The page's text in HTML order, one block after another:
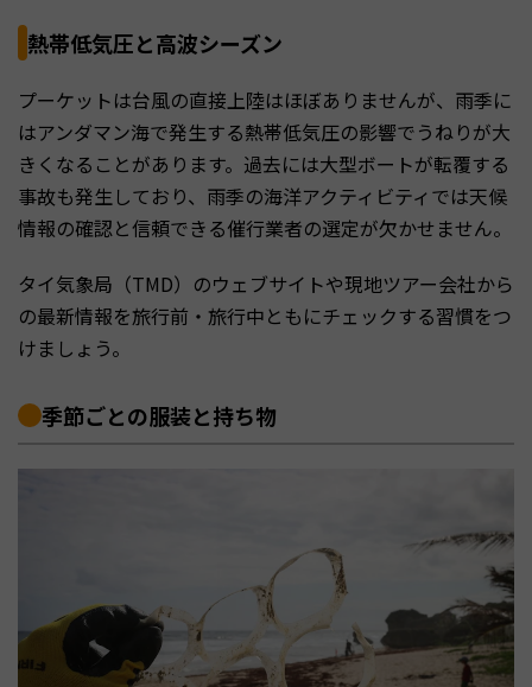
熱帯低気圧と高波シーズン
プーケットは台風の直接上陸はほぼありませんが、雨季に
はアンダマン海で発生する熱帯低気圧の影響でうねりが大
きくなることがあります。過去には大型ボートが転覆する
事故も発生しており、雨季の海洋アクティビティでは天候
情報の確認と信頼できる催行業者の選定が欠かせません。
タイ気象局（TMD）のウェブサイトや現地ツアー会社から
の最新情報を旅行前・旅行中ともにチェックする習慣をつ
けましょう。
季節ごとの服装と持ち物